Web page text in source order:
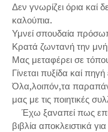
Δεν γνωρίζει όρια καί
καλούπια.
Υμνεί σπουδαία
Κρατά ζωντανή την
Μας μεταφέρει σε
Γίνεται πυξίδα καί
Όλα,λοιπόν,τα
μας με τις ποιητικές
Έχω ξαναπεί πως
βιβλία αποκλειστικά